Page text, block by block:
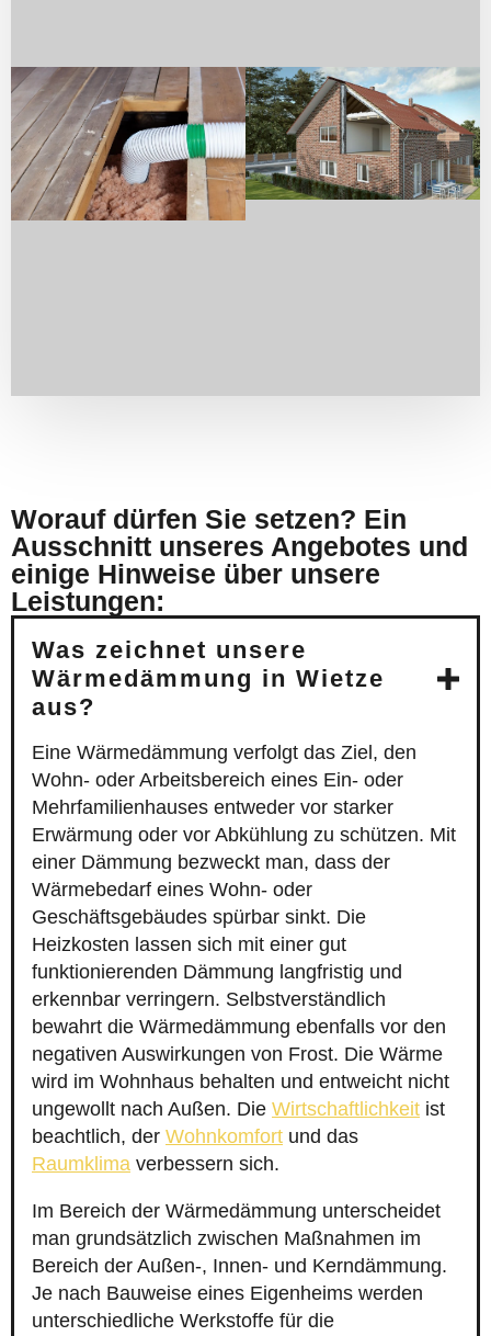
Worauf dürfen Sie setzen? Ein
Ausschnitt unseres Angebotes und
einige Hinweise über unsere
Leistungen:
Was zeichnet unsere
Wärmedämmung in Wietze
aus?
Eine Wärmedämmung verfolgt das Ziel, den
Wohn- oder Arbeitsbereich eines Ein- oder
Mehrfamilienhauses entweder vor starker
Erwärmung oder vor Abkühlung zu schützen. Mit
einer Dämmung bezweckt man, dass der
Wärmebedarf eines Wohn- oder
Geschäftsgebäudes spürbar sinkt. Die
Heizkosten lassen sich mit einer gut
funktionierenden Dämmung langfristig und
erkennbar verringern. Selbstverständlich
bewahrt die Wärmedämmung ebenfalls vor den
negativen Auswirkungen von Frost. Die Wärme
wird im Wohnhaus behalten und entweicht nicht
ungewollt nach Außen. Die Wirtschaftlichkeit ist
beachtlich, der Wohnkomfort und das
Raumklima verbessern sich.
Im Bereich der Wärmedämmung unterscheidet
man grundsätzlich zwischen Maßnahmen im
Bereich der Außen-, Innen- und Kerndämmung.
Je nach Bauweise eines Eigenheims werden
unterschiedliche Werkstoffe für die